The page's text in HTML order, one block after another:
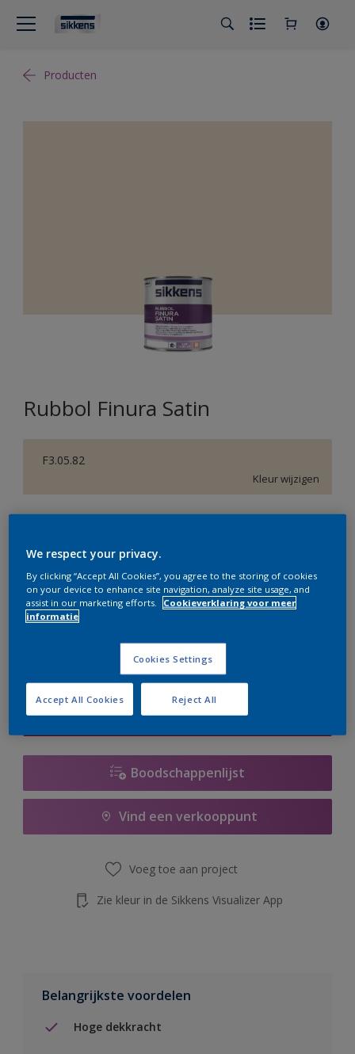
Producten
Rubbol Finura Satin
F3.05.82
Kleur wijzigen
1 L
Aantal Verfcalculator
Op dit moment is het niet mogelijk dit product online
te bestellen. Bezoek je dichtstbijzijnde winkel of klik op
de knop hieronder.
Boodschappenlijst
Vind een verkooppunt
Voeg toe aan project
Zie kleur in de Sikkens Visualizer App
Belangrijkste voordelen
Hoge dekkracht
We respect your privacy.
By clicking “Accept All Cookies”, you agree to the storing of cookies
on your device to enhance site navigation, analyze site usage, and
assist in our marketing efforts.
Cookieverklaring voor meer
informatie
Cookies Settings
Reject All
Accept All Cookies